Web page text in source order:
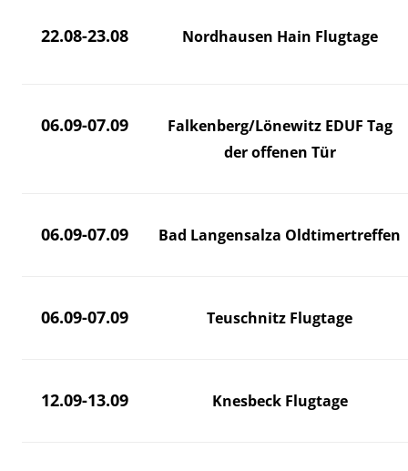
22.08-23.08 Nordhausen Hain Flugtage
06.09-07.09
Falkenberg/Lönewitz EDUF Tag
der offenen Tür
06.09-07.09 Bad Langensalza Oldtimertreffen
06.09-07.09 Teuschnitz Flugtage
12.09-13.09 Knesbeck Flugtage